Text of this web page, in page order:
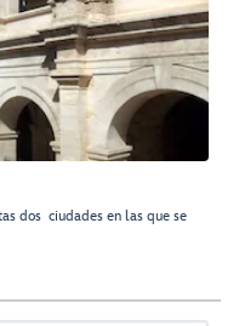
dos ciudades en las que se